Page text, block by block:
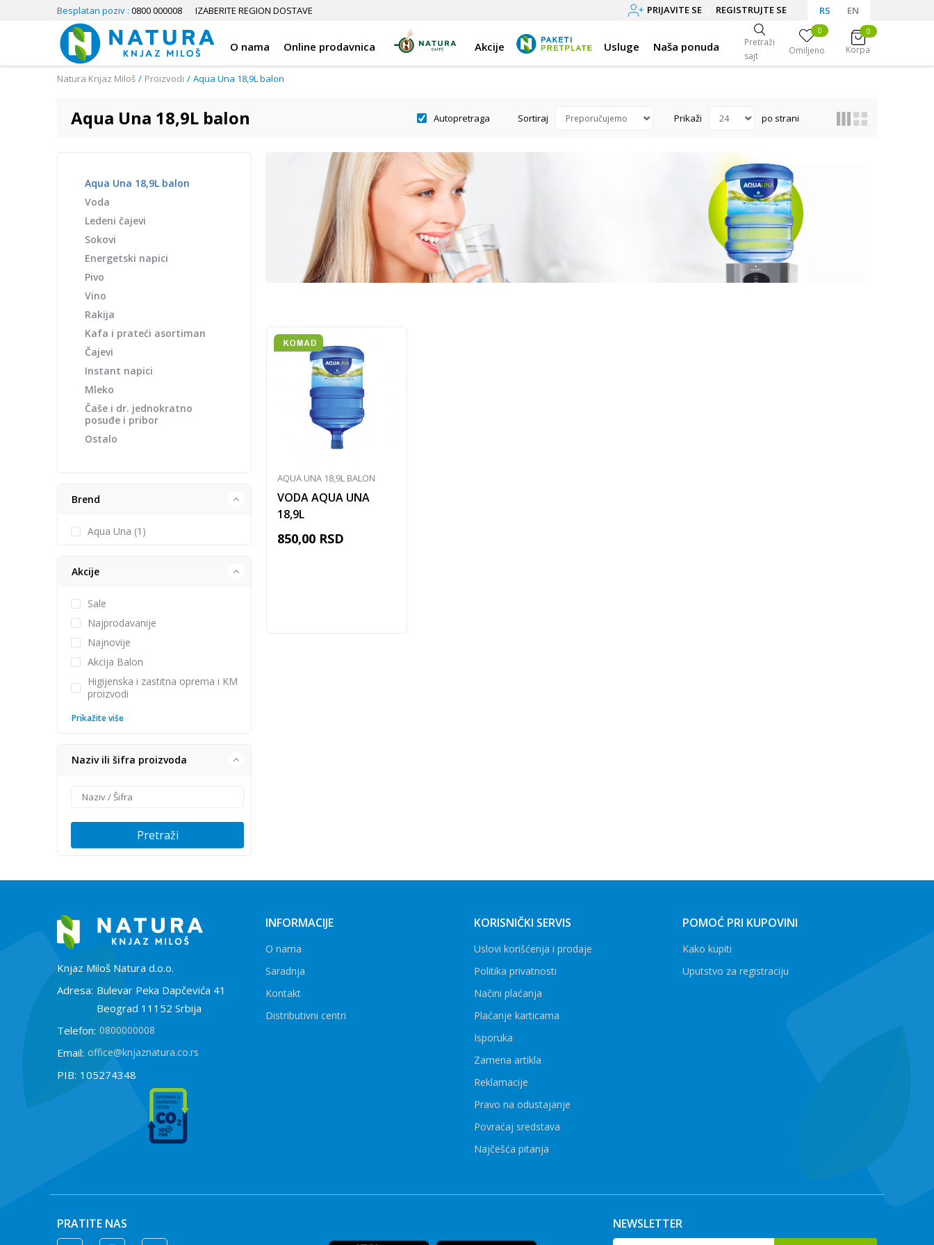
Besplatan poziv : 0800 000008 IZABERITE REGION DOSTAVE RS EN
PRIJAVITE SE REGISTRUJTE SE
O nama Online prodavnica Akcije Usluge Naša ponuda
Pretraži
sajt
Omiljeno
0
Korpa
0
Natura Knjaz Miloš Proizvodi Aqua Una 18,9L balon
Aqua Una 18,9L balon Autopretraga Sortiraj Prikaži po strani
Aqua Una 18,9L balon
Voda
Ledeni čajevi
Sokovi
Energetski napici
Pivo
Vino
Rakija
Kafa i prateći asortiman
Čajevi
Instant napici
Mleko
Čaše i dr. jednokratno
posuđe i pribor
Ostalo
Brend
Aqua Una (1)
Akcije
Sale
Najprodavanije
Najnovije
Akcija Balon
Higijenska i zastitna oprema i KM
proizvodi
Prikažite više
Naziv ili šifra proizvoda
Pretraži
AQUA UNA 18,9L BALON
VODA AQUA UNA
18,9L
850,00 RSD
Knjaz Miloš Natura d.o.o.
Adresa: Bulevar Peka Dapčevića 41
Beograd 11152 Srbija
Telefon: 0800000008
Email: office@knjaznatura.co.rs
PIB: 105274348
INFORMACIJE
O nama
Saradnja
Kontakt
Distributivni centri
KORISNIČKI SERVIS
Uslovi korišćenja i prodaje
Politika privatnosti
Načini plaćanja
Plaćanje karticama
Isporuka
Zamena artikla
Reklamacije
Pravo na odustajanje
Povraćaj sredstava
Najčešća pitanja
POMOĆ PRI KUPOVINI
Kako kupiti
Uputstvo za registraciju
PRATITE NAS NEWSLETTER